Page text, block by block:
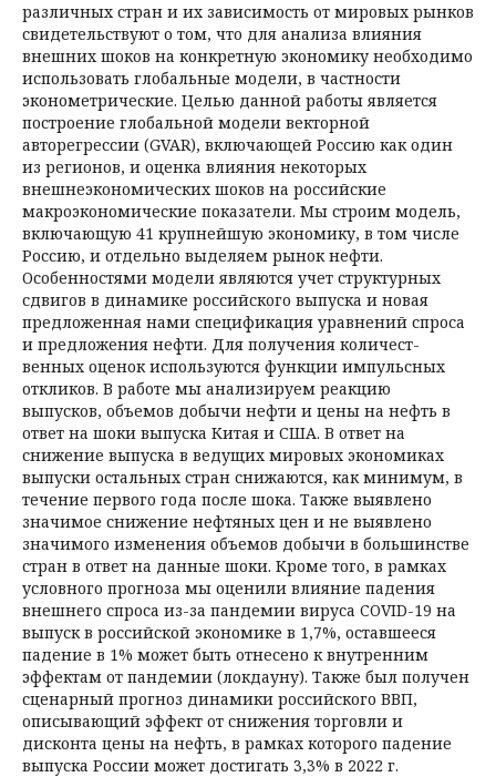
различных стран и их зависимость от мировых рынков
свидетельствуют о том, что для анализа влияния
внешних шоков на конкретную экономику необходимо
использовать глобальные модели, в частности
эконометрические. Целью данной работы является
построе­ние глобальной модели векторной
авторегрессии (GVAR), включающей Россию как один
из регионов, и оценка влияния некоторых
внешнеэкономических шоков на российские
макроэкономические показатели. Мы строим модель,
включающую 41 крупнейшую экономику, в том числе
Россию, и отдельно выделяем рынок нефти.
Особенностями модели являются учет структурных
сдвигов в динамике российского выпуска и новая
предложенная нами специ­фикация уравнений спроса
и предложения нефти. Для получения количест­
венных оценок используются функции импульсных
откликов. В работе мы анализируем реакцию
выпусков, объемов добычи нефти и цены на нефть в
ответ на шоки выпуска Китая и США. В ответ на
снижение выпуска в ведущих мировых экономиках
выпуски остальных стран снижаются, как минимум, в
течение первого года после шока. Также выявлено
значимое снижение нефтяных цен и не выявлено
значимого изменения объемов добычи в большинстве
стран в ответ на данные шоки. Кроме того, в рамках
условного прогноза мы оценили влияние падения
внешнего спроса из-за пандемии вируса COVID-19 на
выпуск в российской экономике в 1,7%, оставшееся
падение в 1% может быть отнесено к внутренним
эффектам от пандемии (локдауну). Также был получен
сценарный прогноз динамики российского ВВП,
описывающий эффект от снижения торговли и
дисконта цены на нефть, в рамках которого падение
выпуска России может достигать 3,3% в 2022 г.